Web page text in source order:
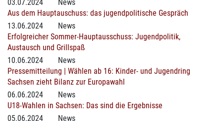
03.07.2024
News
Aus dem Hauptauschuss: das jugendpolitische Gespräch
13.06.2024
News
Erfolgreicher Sommer-Hauptausschuss: Jugendpolitik,
Austausch und Grillspaß
10.06.2024
News
Pressemitteilung | Wählen ab 16: Kinder- und Jugendring
Sachsen zieht Bilanz zur Europawahl
06.06.2024
News
U18-Wahlen in Sachsen: Das sind die Ergebnisse
05.06.2024
News